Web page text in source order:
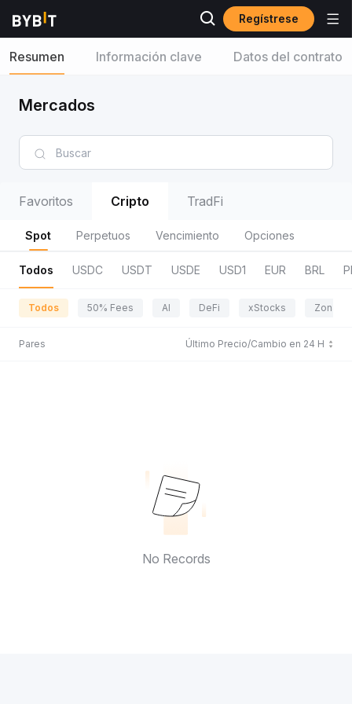
Regístrese
Resumen Información clave Datos del contrato
Mercados
Favoritos Cripto TradFi
Spot Perpetuos Vencimiento Opciones
Todos USDC USDT USDE USD1 EUR BRL
Todos 50% Fees AI DeFi xStocks Zona
Pares Último Precio/Cambio en 24 H
No Records